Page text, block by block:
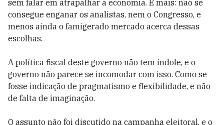
sem falar em atrapalhar a economia. E mais: não se
consegue enganar os analistas, nem o Congresso, e
menos ainda o famigerado mercado acerca dessas
escolhas.
A política fiscal deste governo não tem índole, e o
governo não parece se incomodar com isso. Como se
fosse indicação de pragmatismo e flexibilidade, e não
de falta de imaginação.
O assunto não foi discutido na campanha eleitoral, e o